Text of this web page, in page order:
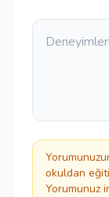
okuldan
Yorumunuz